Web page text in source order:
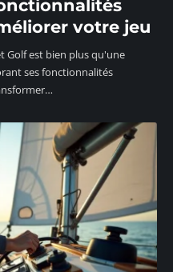
votre jeu
Golf est bien plus qu'une
ses fonctionnalités
…